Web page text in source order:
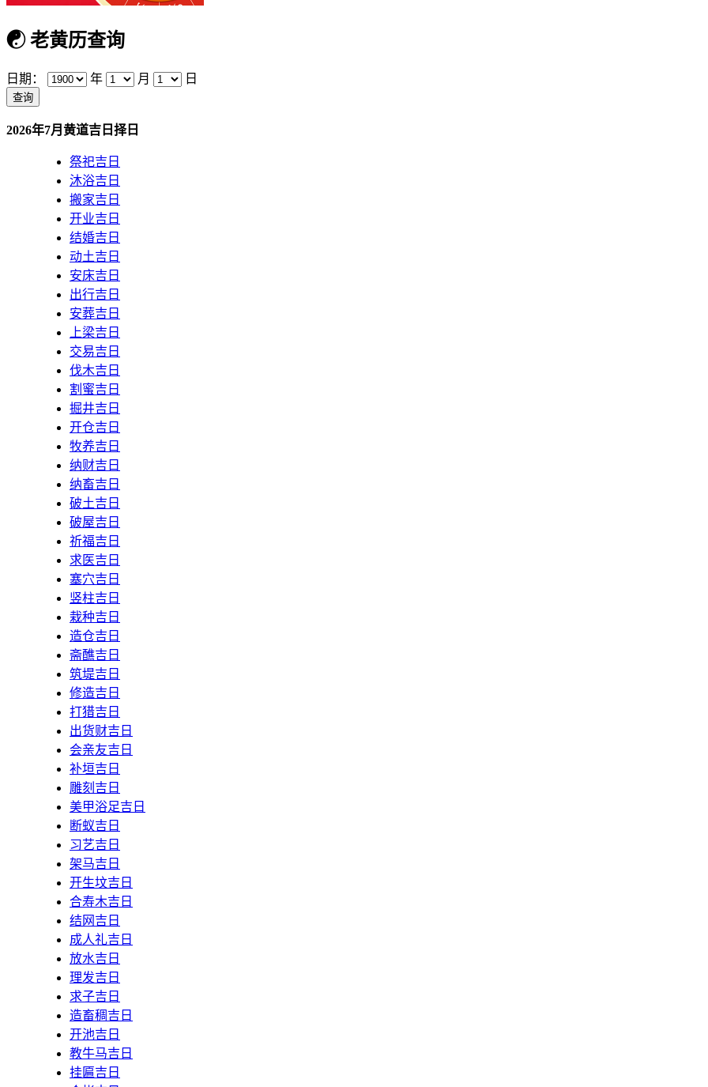
☯老黄历查询
日期： 年 月 日
2026年7月黄道吉日择日
祭祀吉日
沐浴吉日
搬家吉日
开业吉日
结婚吉日
动土吉日
安床吉日
出行吉日
安葬吉日
上梁吉日
交易吉日
伐木吉日
割蜜吉日
掘井吉日
开仓吉日
牧养吉日
纳财吉日
纳畜吉日
破土吉日
破屋吉日
祈福吉日
求医吉日
塞穴吉日
竖柱吉日
栽种吉日
造仓吉日
斋醮吉日
筑堤吉日
修造吉日
打猎吉日
出货财吉日
会亲友吉日
补垣吉日
雕刻吉日
美甲浴足吉日
断蚁吉日
习艺吉日
架马吉日
开生坟吉日
合寿木吉日
结网吉日
成人礼吉日
放水吉日
理发吉日
求子吉日
造畜稠吉日
开池吉日
教牛马吉日
挂匾吉日